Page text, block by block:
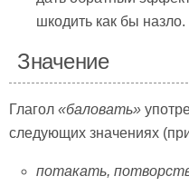
шкодить как бы назло.
Значение
Глагол «баловать»
следующих значениях
потакать,